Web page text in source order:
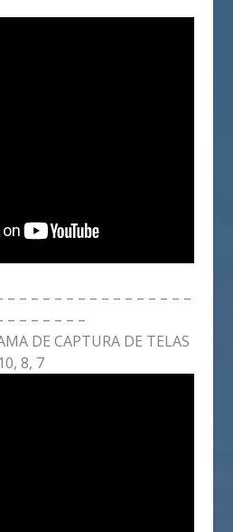
– – – – – – – – – – – – – – – –
– – – – – – –
DE CAPTURA DE TELAS
8, 7